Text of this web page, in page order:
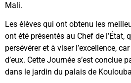
Mali.
Les élèves qui ont obtenu les
ont été présentés au Chef de l’État,
persévérer et à viser l’excellence,
d’eux. Cette Journée s’est conclue
dans le jardin du palais de